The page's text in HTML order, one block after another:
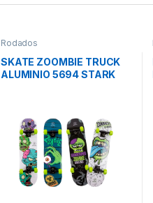
Rodados
SKATE ZOOMBIE TRUCK
ALUMINIO 5694 STARK